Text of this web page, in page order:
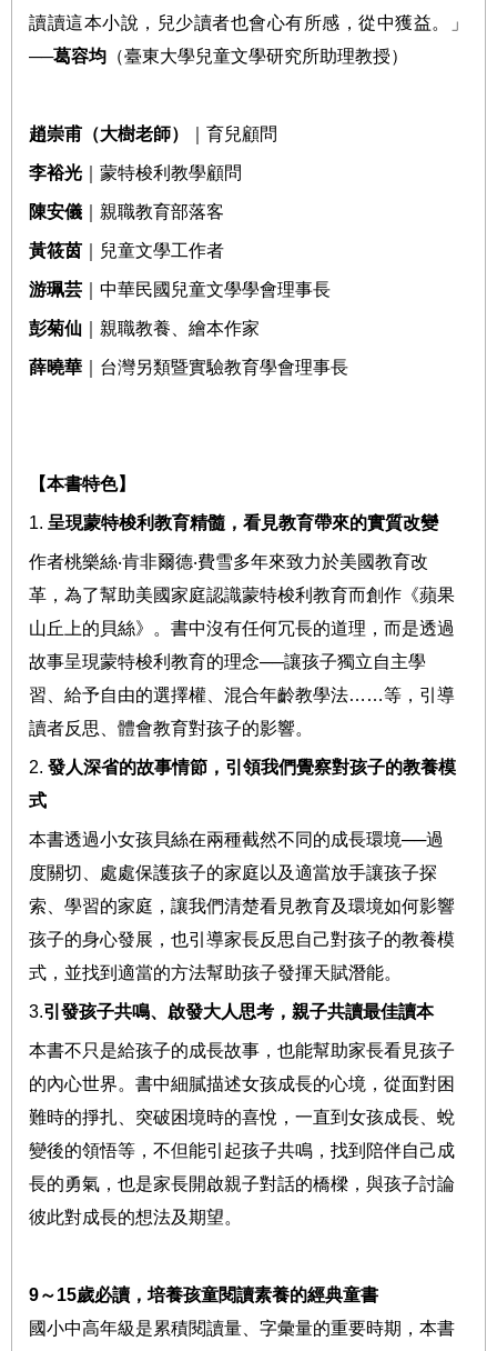
讀讀這本小說，兒少讀者也會心有所感，從中獲益。」
──葛容均 （臺東大學兒童文學研究所助理教授）
趙崇甫（大樹老師） ｜育兒顧問
李裕光 ｜蒙特梭利教學顧問
陳安儀 ｜親職教育部落客
黃筱茵 ｜兒童文學工作者
游珮芸 ｜中華民國兒童文學學會理事長
彭菊仙 ｜親職教養、繪本作家
薛曉華 ｜台灣另類暨實驗教育學會理事長
【本書特色】
1. 呈現蒙特梭利教育精髓，看見教育帶來的實質改變
作者桃樂絲‧肯非爾德‧費雪多年來致力於美國教育改
革，為了幫助美國家庭認識蒙特梭利教育而創作《蘋果
山丘上的貝絲》。書中沒有任何冗長的道理，而是透過
故事呈現蒙特梭利教育的理念──讓孩子獨立自主學
習、給予自由的選擇權、混合年齡教學法……等，引導
讀者反思、體會教育對孩子的影響。
2. 發人深省的故事情節，引領我們覺察對孩子的教養模
式
本書透過小女孩貝絲在兩種截然不同的成長環境──過
度關切、處處保護孩子的家庭以及適當放手讓孩子探
索、學習的家庭，讓我們清楚看見教育及環境如何影響
孩子的身心發展，也引導家長反思自己對孩子的教養模
式，並找到適當的方法幫助孩子發揮天賦潛能。
3.引發孩子共鳴、啟發大人思考，親子共讀最佳讀本
本書不只是給孩子的成長故事，也能幫助家長看見孩子
的內心世界。書中細膩描述女孩成長的心境，從面對困
難時的掙扎、突破困境時的喜悅，一直到女孩成長、蛻
變後的領悟等，不但能引起孩子共鳴，找到陪伴自己成
長的勇氣，也是家長開啟親子對話的橋樑，與孩子討論
彼此對成長的想法及期望。
9～15歲必讀，培養孩童閱讀素養的經典童書
國小中高年級是累積閱讀量、字彙量的重要時期，本書